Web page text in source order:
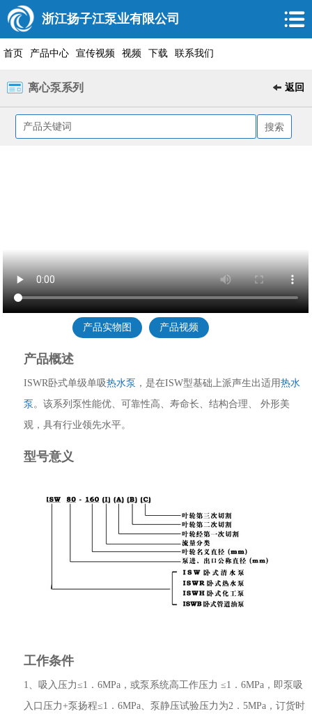
浙江扬子江泵业有限公司
首页 产品中心 宣传视频 视频 下载 联系我们
离心泵系列 返回
产品实物图 产品视频
产品概述
ISWR卧式单级单吸热水泵 ，是在ISW型基础上派声生出适用热水
泵 。该系列泵性能优、可靠性高、寿命长、结构合理、 外形美
观，具有行业领先水平。
型号意义
工作条件
1、吸入压力≤1．6MPa，或泵系统高工作压力 ≤1．6MPa，即泵吸
入口压力+泵扬程≤1．6MPa、泵静压试验压力为2．5MPa，订货时